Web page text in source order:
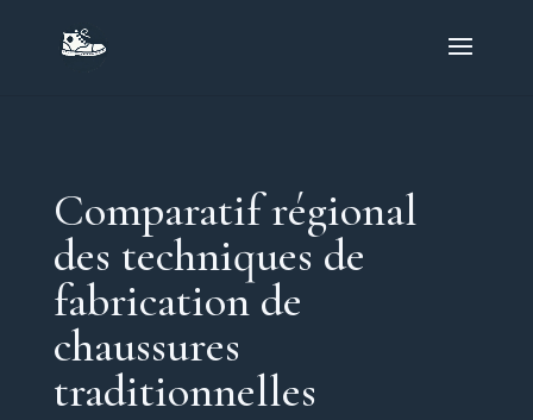
Comparatif régional
des techniques de
fabrication de
chaussures
traditionnelles